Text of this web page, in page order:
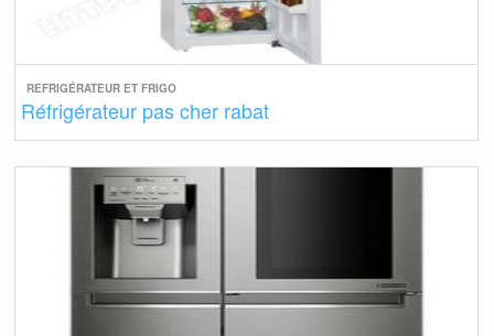
REFRIGÉRATEUR ET FRIGO
Réfrigérateur pas cher rabat